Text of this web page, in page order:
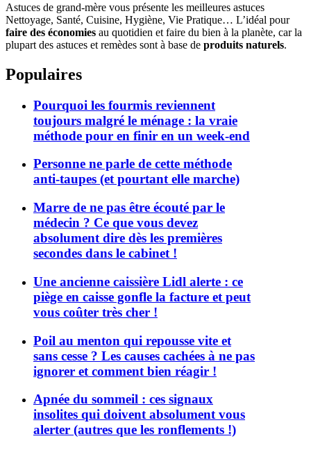
Astuces de grand-mère vous présente les meilleures astuces
Nettoyage, Santé, Cuisine, Hygiène, Vie Pratique… L’idéal pour
faire des économies au quotidien et faire du bien à la planète, car la
plupart des astuces et remèdes sont à base de produits naturels.
Populaires
Pourquoi les fourmis reviennent
toujours malgré le ménage : la vraie
méthode pour en finir en un week-end
Personne ne parle de cette méthode
anti-taupes (et pourtant elle marche)
Marre de ne pas être écouté par le
médecin ? Ce que vous devez
absolument dire dès les premières
secondes dans le cabinet !
Une ancienne caissière Lidl alerte : ce
piège en caisse gonfle la facture et peut
vous coûter très cher !
Poil au menton qui repousse vite et
sans cesse ? Les causes cachées à ne pas
ignorer et comment bien réagir !
Apnée du sommeil : ces signaux
insolites qui doivent absolument vous
alerter (autres que les ronflements !)